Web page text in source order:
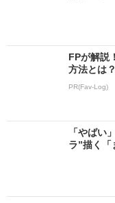
FPが解説
方法とは？
PR(Fav-Log)
「やばい
ラ”描く